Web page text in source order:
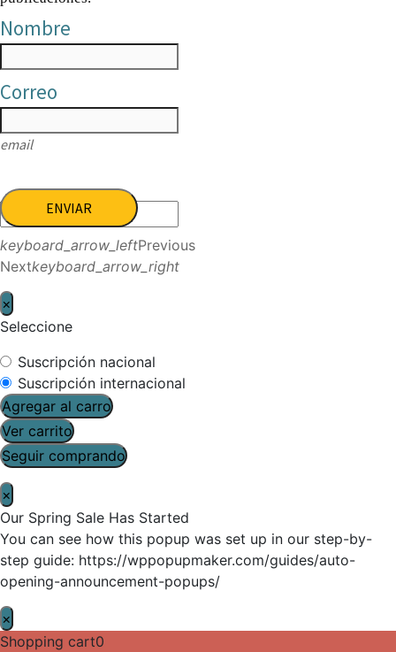
Nombre
Correo
email
ENVIAR
keyboard_arrow_leftPrevious
Nextkeyboard_arrow_right
×
Seleccione
Suscripción nacional
Suscripción internacional
Agregar al carro
Ver carrito
Seguir comprando
×
Our Spring Sale Has Started
You can see how this popup was set up in our step-by-
step guide: https://wppopupmaker.com/guides/auto-
opening-announcement-popups/
×
Shopping cart0